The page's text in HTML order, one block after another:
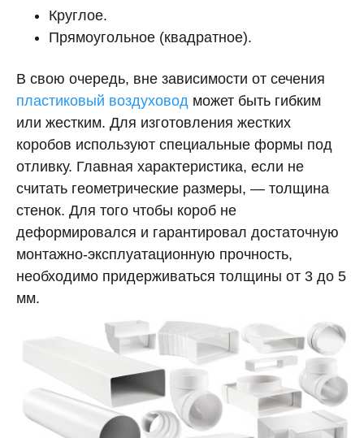
Круглое.
Прямоугольное (квадратное).
В свою очередь, вне зависимости от сечения
пластиковый воздуховод может быть гибким
или жестким. Для изготовления жестких
коробов используют специальные формы под
отливку. Главная характеристика, если не
считать геометрические размеры, — толщина
стенок. Для того чтобы короб не
деформировался и гарантировал достаточную
монтажно-эксплуатационную прочность,
необходимо придерживаться толщины от 3 до 5
мм.